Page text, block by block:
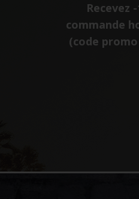
Recevez
commande
(code